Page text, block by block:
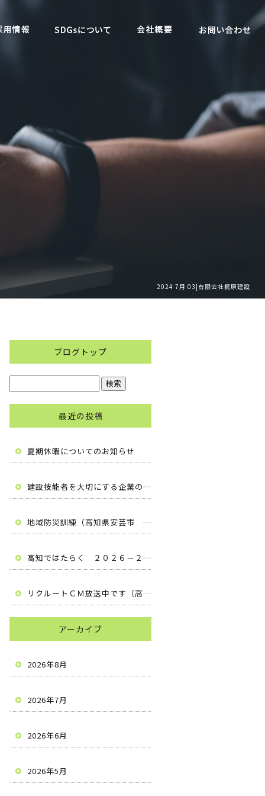
2024 7月 03|有限会社梶原建設
ブログトップ
最近の投稿
夏期休暇についてのお知らせ
建設技能者を大切にする企業の自主宣言（高知県安芸市 有限会社梶原建設）
地域防災訓練（高知県安芸市 有限会社梶原建設）
高知ではたらく ２０２６－２０２７ （高知県安芸市 有限会社梶原建設）
リクルートＣＭ放送中です（高知県安芸市 有限会社梶原建設）
アーカイブ
2026年8月
2026年7月
2026年6月
2026年5月